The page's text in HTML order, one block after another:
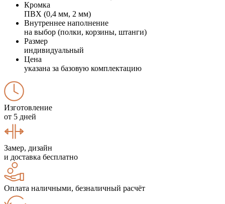
Кромка
ПВХ (0,4 мм, 2 мм)
Внутреннее наполнение
на выбор (полки, корзины, штанги)
Размер
индивидуальный
Цена
указана за базовую комплектацию
Изготовление
от 5 дней
Замер, дизайн
и доставка бесплатно
Оплата наличными, безналичный расчёт